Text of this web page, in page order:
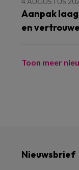
Aanpak
en
Toon meer
Nieuwsbrief